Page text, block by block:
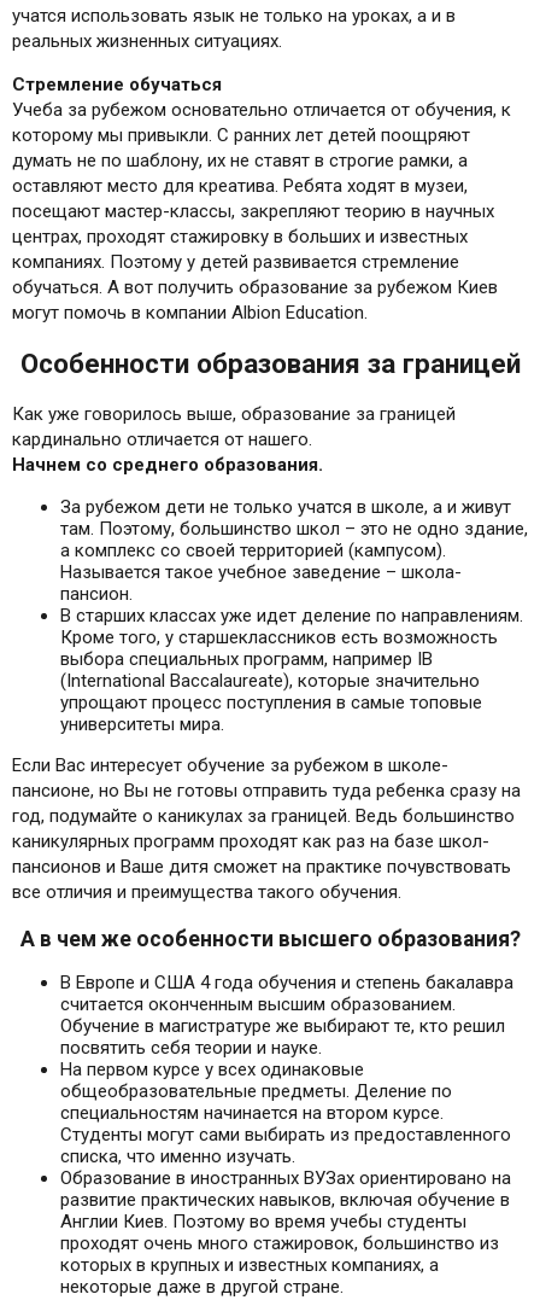
учатся использовать язык не только на уроках, а и в
реальных жизненных ситуациях.
Стремление обучаться
Учеба за рубежом основательно отличается от обучения, к
которому мы привыкли. С ранних лет детей поощряют
думать не по шаблону, их не ставят в строгие рамки, а
оставляют место для креатива. Ребята ходят в музеи,
посещают мастер-классы, закрепляют теорию в научных
центрах, проходят стажировку в больших и известных
компаниях. Поэтому у детей развивается стремление
обучаться. А вот получить образование за рубежом Киев
могут помочь в компании Albion Education.
Особенности образования за границей
Как уже говорилось выше, образование за границей
кардинально отличается от нашего.
Начнем со среднего образования.
За рубежом дети не только учатся в школе, а и живут
там. Поэтому, большинство школ – это не одно здание,
а комплекс со своей территорией (кампусом).
Называется такое учебное заведение – школа-
пансион.
В старших классах уже идет деление по направлениям.
Кроме того, у старшеклассников есть возможность
выбора специальных программ, например IB
(International Baccalaureate), которые значительно
упрощают процесс поступления в самые топовые
университеты мира.
Если Вас интересует обучение за рубежом в школе-
пансионе, но Вы не готовы отправить туда ребенка сразу на
год, подумайте о каникулах за границей. Ведь большинство
каникулярных программ проходят как раз на базе школ-
пансионов и Ваше дитя сможет на практике почувствовать
все отличия и преимущества такого обучения.
А в чем же особенности высшего образования?
В Европе и США 4 года обучения и степень бакалавра
считается оконченным высшим образованием.
Обучение в магистратуре же выбирают те, кто решил
посвятить себя теории и науке.
На первом курсе у всех одинаковые
общеобразовательные предметы. Деление по
специальностям начинается на втором курсе.
Студенты могут сами выбирать из предоставленного
списка, что именно изучать.
Образование в иностранных ВУЗах ориентировано на
развитие практических навыков, включая обучение в
Англии Киев. Поэтому во время учебы студенты
проходят очень много стажировок, большинство из
которых в крупных и известных компаниях, а
некоторые даже в другой стране.